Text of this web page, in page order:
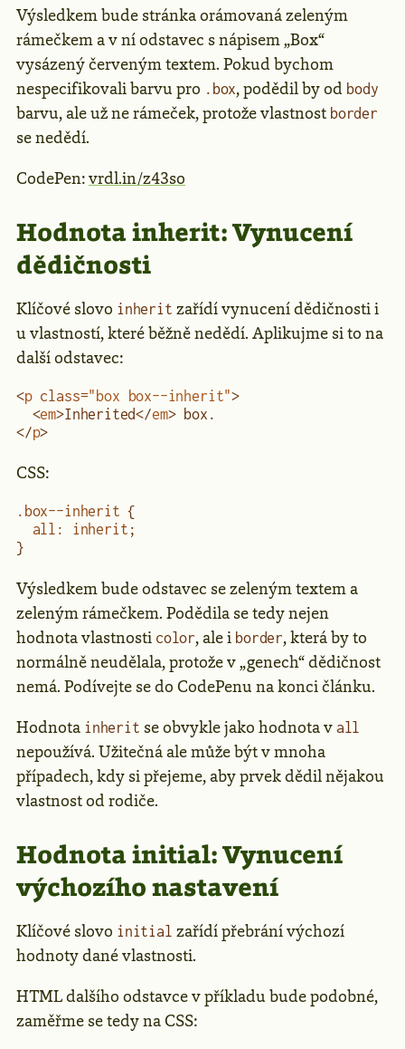
Výsledkem bude stránka orámovaná zeleným
rámečkem a v ní odstavec s nápisem „Box“
vysázený červeným textem. Pokud bychom
nespecifikovali barvu pro .box, podědil by od body
barvu, ale už ne rámeček, protože vlastnost border
se nedědí.
CodePen:vrdl.in/z43so
Hodnota inherit: Vynucení
dědičnosti
Klíčové slovo inherit zařídí vynucení dědičnosti i
u vlastností, které běžně nedědí. Aplikujme si to na
další odstavec:
<p class="box box--inherit">
  <
em>Inherited</em> box.
</p>
CSS:
.box--inherit {
  all
: inherit ;
}
Výsledkem bude odstavec se zeleným textem a
zeleným rámečkem. Podědila se tedy nejen
hodnota vlastnosti color, ale i border, která by to
normálně neudělala, protože v „genech“ dědičnost
nemá. Podívejte se do CodePenu na konci článku.
Hodnota inherit se obvykle jako hodnota v all
nepoužívá. Užitečná ale může být v mnoha
případech, kdy si přejeme, aby prvek dědil nějakou
vlastnost od rodiče.
Hodnota initial: Vynucení
výchozího nastavení
Klíčové slovo initial zařídí přebrání výchozí
hodnoty dané vlastnosti.
HTML dalšího odstavce v příkladu bude podobné,
zaměřme se tedy na CSS: